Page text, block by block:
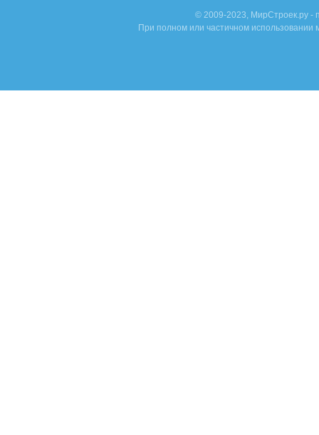
© 2009-2023, МирСтроек.ру -
При полном или частичном использовании